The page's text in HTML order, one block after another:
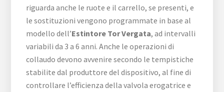
riguarda anche le ruote e il carrello, se presenti, e
le sostituzioni vengono programmate in base al
modello dell’Estintore Tor Vergata, ad intervalli
variabili da 3 a 6 anni. Anche le operazioni di
collaudo devono avvenire secondo le tempistiche
stabilite dal produttore del dispositivo, al fine di
controllare l’efficienza della valvola erogatrice e